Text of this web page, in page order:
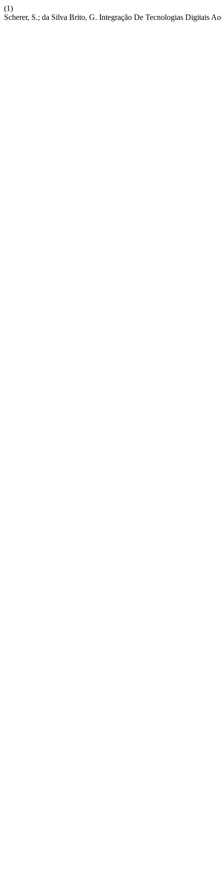
(1)
Scherer, S.; da Silva Brito, G. Integração De Tecnologias Digitais